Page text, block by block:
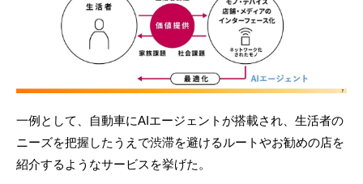
一例として、自動車にAIエージェントが搭載され、生活者の
ニーズを把握したうえで渋滞を避けるルートやお勧めの店を
紹介するようなサービスを挙げた。